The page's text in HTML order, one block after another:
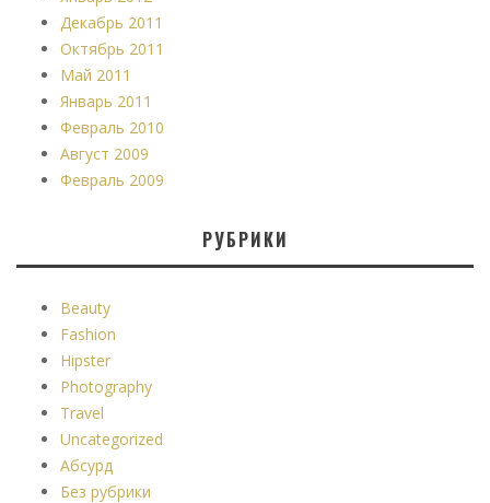
Декабрь 2011
Октябрь 2011
Май 2011
Январь 2011
Февраль 2010
Август 2009
Февраль 2009
РУБРИКИ
Beauty
Fashion
Hipster
Photography
Travel
Uncategorized
Абсурд
Без рубрики